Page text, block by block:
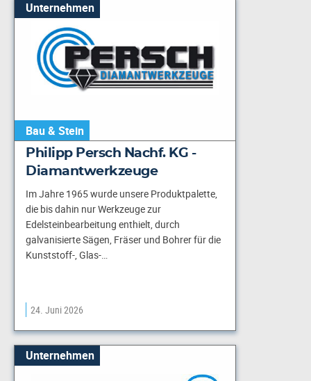
Unternehmen
Bau & Stein
Philipp Persch Nachf. KG -
Diamantwerkzeuge
Im Jahre 1965 wurde unsere Produktpalette,
die bis dahin nur Werkzeuge zur
Edelsteinbearbeitung enthielt, durch
galvanisierte Sägen, Fräser und Bohrer für die
Kunststoff-, Glas-…
24. Juni 2026
Unternehmen